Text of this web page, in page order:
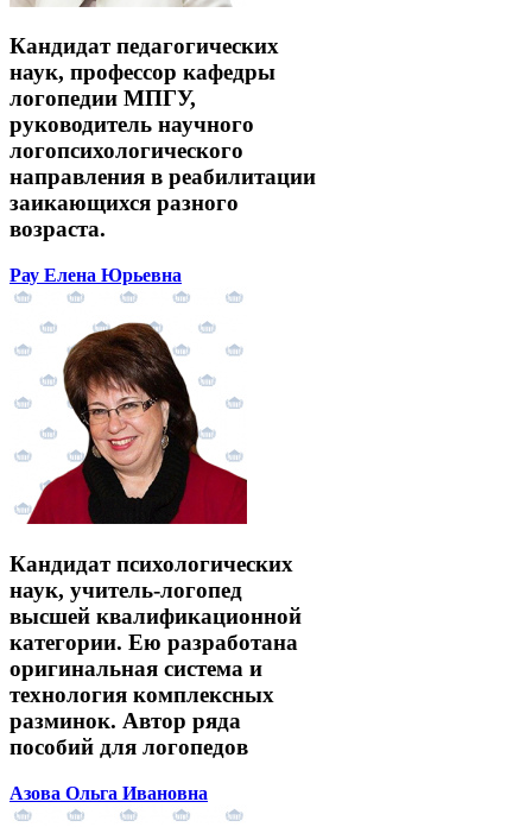
Кандидат педагогических
наук, профессор кафедры
логопедии МПГУ,
руководитель научного
логопсихологического
направления в реабилитации
заикающихся разного
возраста.
Рау Елена Юрьевна
Кандидат психологических
наук, учитель-логопед
высшей квалификационной
категории. Ею разработана
оригинальная система и
технология комплексных
разминок. Автор ряда
пособий для логопедов
Азова Ольга Ивановна